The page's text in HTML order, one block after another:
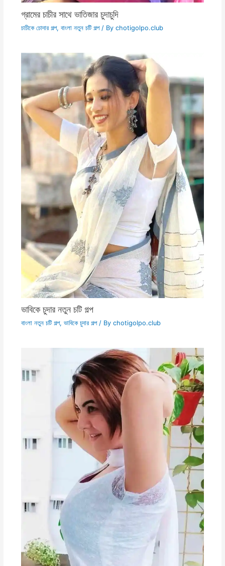
গ্রামের চাচীর সাথে ভাতিজার চুদাচুদি
চাচীকে চোদার গল্প, বাংলা নতুন চটি গল্প/ By chotigolpo.club
ভাবিকে চুদার নতুন চটি গল্প
বাংলা নতুন চটি গল্প, ভাবিকে চুদার গল্প/ By chotigolpo.club